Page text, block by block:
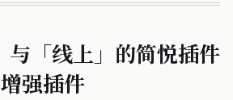
与「线上」的简悦插件
强插件